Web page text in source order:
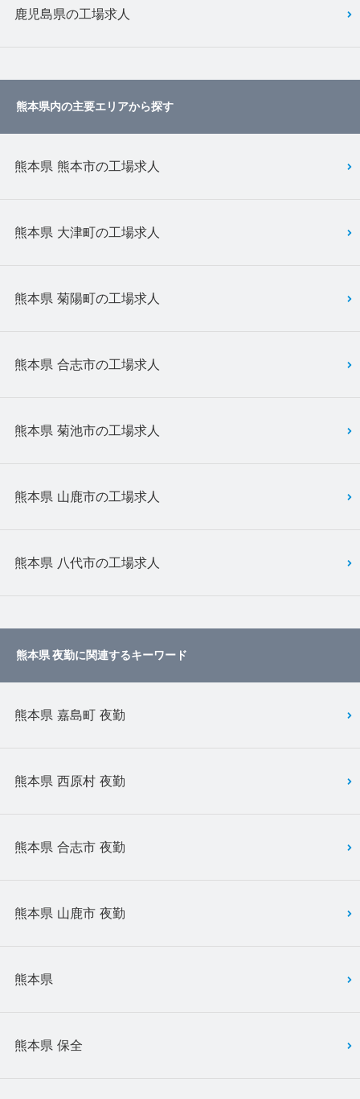
鹿児島県の工場求人
熊本県内の主要エリアから探す
熊本県 熊本市の工場求人
熊本県 大津町の工場求人
熊本県 菊陽町の工場求人
熊本県 合志市の工場求人
熊本県 菊池市の工場求人
熊本県 山鹿市の工場求人
熊本県 八代市の工場求人
熊本県 夜勤に関連するキーワード
熊本県 嘉島町 夜勤
熊本県 西原村 夜勤
熊本県 合志市 夜勤
熊本県 山鹿市 夜勤
熊本県
熊本県 保全